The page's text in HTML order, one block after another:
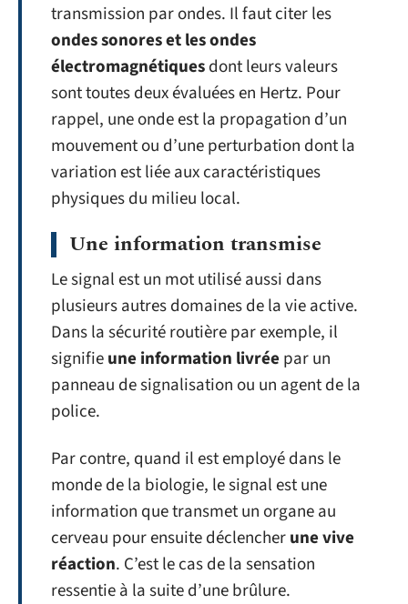
transmission par ondes. Il faut citer les
ondes sonores et les ondes
électromagnétiquesdont leurs valeurs
sont toutes deux évaluées en Hertz. Pour
rappel, une onde est la propagation d’un
mouvement ou d’une perturbation dont la
variation est liée aux caractéristiques
physiques du milieu local.
Une information transmise
Le signal est un mot utilisé aussi dans
plusieurs autres domaines de la vie active.
Dans la sécurité routière par exemple, il
signifieune information livrée par un
panneau de signalisation ou un agent de la
police.
Par contre, quand il est employé dans le
monde de la biologie, le signal est une
information que transmet un organe au
cerveau pour ensuite déclencherune vive
réaction. C’est le cas de la sensation
ressentie à la suite d’une brûlure.